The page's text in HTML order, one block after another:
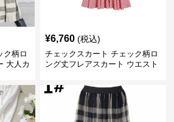
ク柄ロ
大人カ
¥6,760 (税込)
チェックスカート チェック柄ロ
ング丈フレアスカート ウエスト